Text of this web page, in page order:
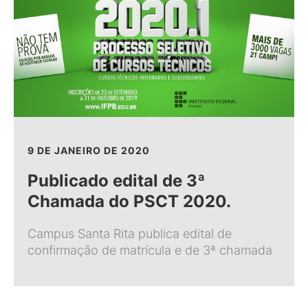
9 DE JANEIRO DE 2020
Publicado edital de 3ª
Chamada do PSCT 2020.
Campus Santa Rita publica edital de
confirmação de matrícula e de 3ª chamada